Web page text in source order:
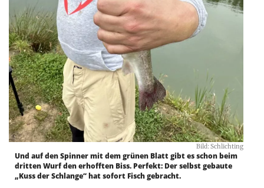
Bild: Schlichting
Und auf den Spinner mit dem grünen Blatt gibt es schon beim
dritten Wurf den erhofften Biss. Perfekt: Der selbst gebaute
„Kuss der Schlange“ hat sofort Fisch gebracht.